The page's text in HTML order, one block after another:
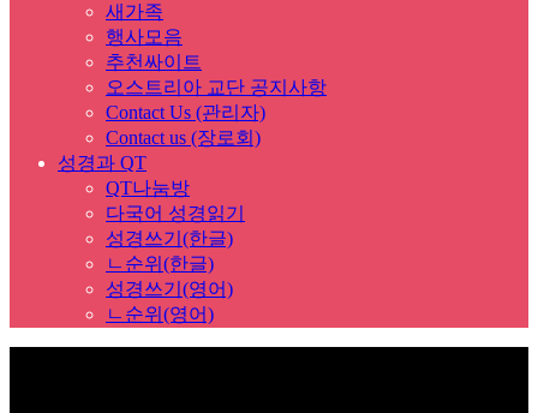
새가족
행사모음
추천싸이트
오스트리아 교단 공지사항
Contact Us (관리자)
Contact us (장로회)
성경과 QT
QT나눔방
다국어 성경읽기
성경쓰기(한글)
ㄴ순위(한글)
성경쓰기(영어)
ㄴ순위(영어)